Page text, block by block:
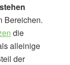
Bereichen.
die
alleinige
der